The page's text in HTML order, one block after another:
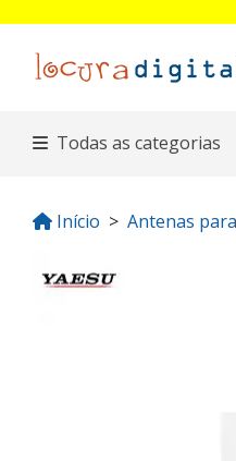
Todas as categorias
Início Antenas